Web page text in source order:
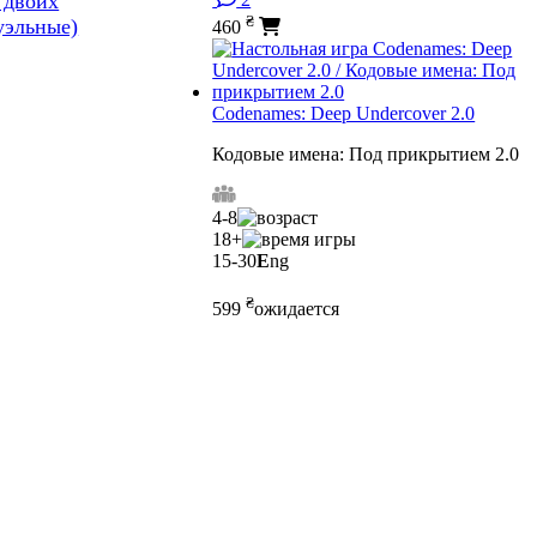
460₴
Codenames: Deep Undercover 2.0
Кодовые имена: Под прикрытием 2.0
4-8
18+
15-30Eng
599₴ожидается